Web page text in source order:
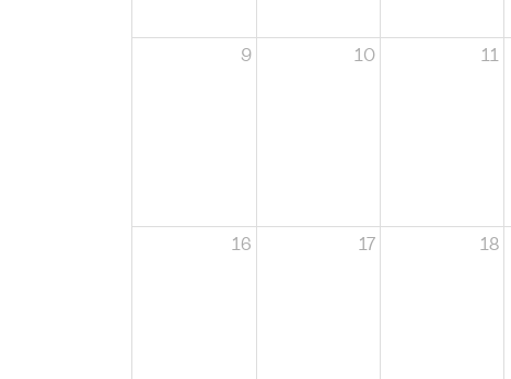
9 10 11
16 17 18